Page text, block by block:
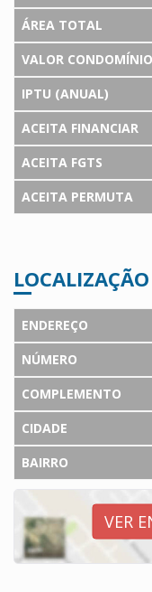
ÁREA TOTAL
VALOR CONDOMÍNIO
IPTU (ANUAL)
ACEITA FINANCIAR
ACEITA FGTS
ACEITA PERMUTA
LOCALIZAÇÃO
ENDEREÇO
NÚMERO
COMPLEMENTO
CIDADE
BAIRRO
VER